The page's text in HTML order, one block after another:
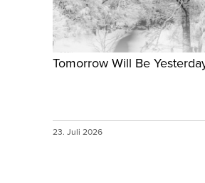
Tomorrow Will Be
23. Juli 2026